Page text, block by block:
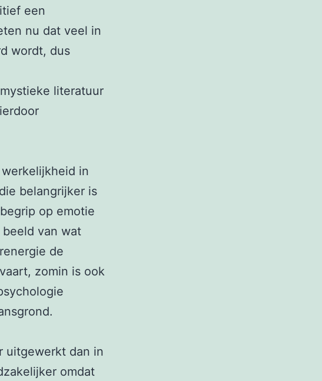
een
nu dat veel in
wordt, dus
literatuur
in
belangrijker is
op emotie
van wat
de
zomin is ook
uitgewerkt dan in
omdat